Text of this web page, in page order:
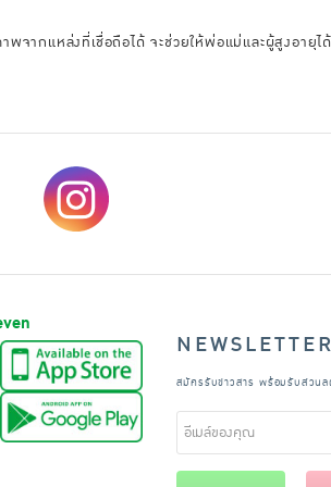
ากแหล่งที่เชื่อถือได้ จะช่วยให้พ่อแม่และผู้สูงอายุไ
NEWSLETTER
สมัครรับข่าวสาร พร้อมรับส่วนล